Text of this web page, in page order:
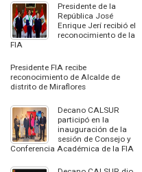
Presidente de la
República José
Enrique Jerí recibió el
reconocimiento de la
FIA
Presidente FIA recibe
reconocimiento de Alcalde de
distrito de Miraflores
Decano CALSUR
participó en la
inauguración de la
sesión de Consejo y
Conferencia Académica de la FIA